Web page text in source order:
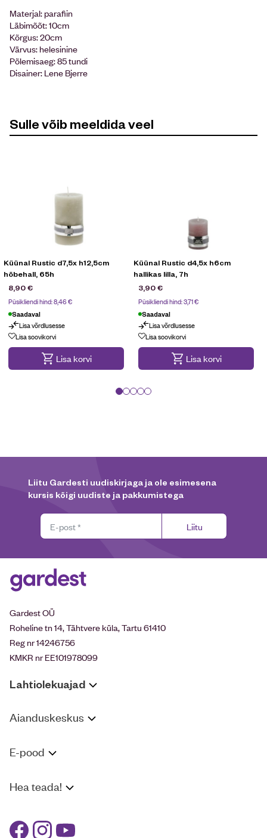
Materjal: parafiin
Läbimõõt: 10cm
Kõrgus: 20cm
Värvus: helesinine
Põlemisaeg: 85 tundi
Disainer: Lene Bjerre
Sulle võib meeldida veel
Küünal Rustic d7,5x h12,5cm
hõbehall, 65h
8,90€
Püsikliendi hind:8,46€
Saadaval
Lisa võrdlusesse
Lisa soovikorvi
Lisa korvi
Küünal Rustic d4,5x h6cm
hallikas lilla, 7h
3,90€
Püsikliendi hind:3,71€
Saadaval
Lisa võrdlusesse
Lisa soovikorvi
Lisa korvi
Liitu Gardesti uudiskirjaga ja ole esimesena
kursis kõigi uudiste ja pakkumistega
Liitu
Gardest OÜ
Roheline tn 14, Tähtvere küla, Tartu 61410
Reg nr 14246756
KMKR nr EE101978099
Lahtiolekuajad
Aianduskeskus
E-pood
Hea teada!